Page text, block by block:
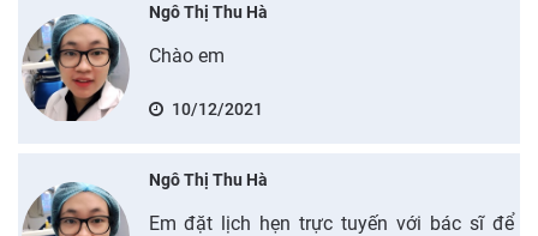
Ngô Thị Thu Hà
Chào em
10/12/2021
Ngô Thị Thu Hà
Em đặt lịch hẹn trực tuyến với bác sĩ để